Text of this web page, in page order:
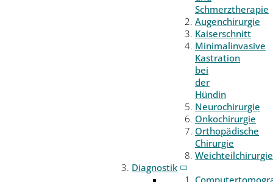
Schmerztherapie
Augenchirurgie
Kaiserschnitt
Minimalinvasive
Kastration
bei
der
Hündin
Neurochirurgie
Onkochirurgie
Orthopädische
Chirurgie
Weichteilchirurgie
Diagnostik